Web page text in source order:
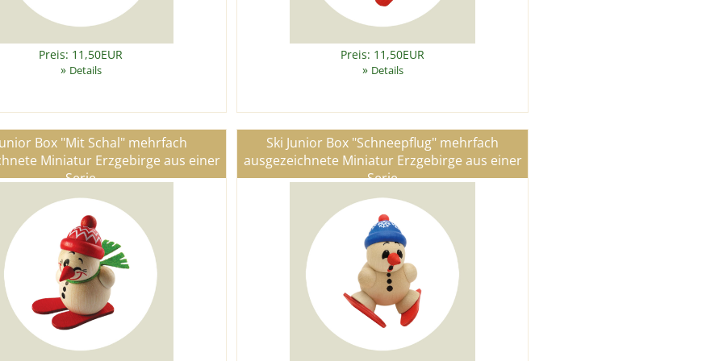
Preis: 11,50EUR
» Details
Preis: 11,50EUR
» Details
Box "Mit Schal" mehrfach
Miniatur Erzgebirge aus einer
Serie
Ski Junior Box "Schneepflug" mehrfach
ausgezeichnete Miniatur Erzgebirge aus einer
Serie